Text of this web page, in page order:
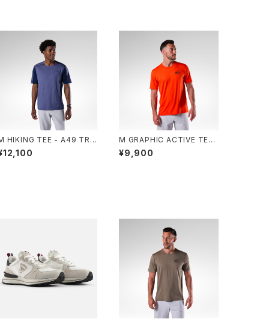
HIKING TEE - A49 TRU
NIGHT BLUE HTR
M GRAPHIC ACTIVE TEE
- 41P GOLDEN GATE
¥9,900